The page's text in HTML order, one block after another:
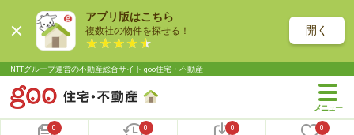
アプリ版はこちら
複数社の物件を探せる！ 開く
NTTグループ運営の不動産総合サイト goo住宅・不動産
0 0 0 0